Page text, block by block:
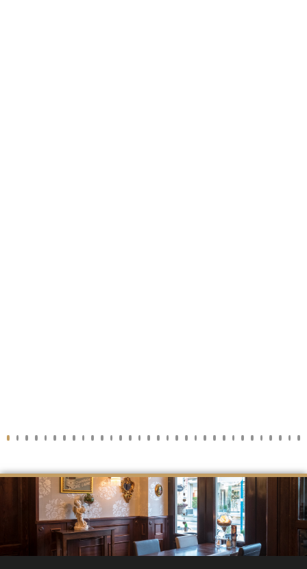
4 5 6 7 8 9 10 11 12 13 14 15 16 17 18 19 20 21 22 23 24 25 26 27 28 29 30 31 32